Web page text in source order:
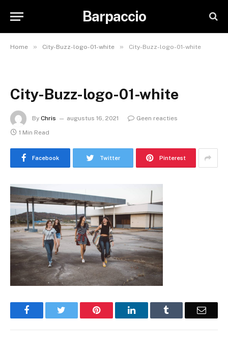
Barpaccio
Home » City-Buzz-logo-01-white » City-Buzz-logo-01-white
City-Buzz-logo-01-white
By Chris augustus 16, 2021
Geen reacties
1 Min Read
Facebook Twitter Pinterest
Facebook Pinterest LinkedIn Email